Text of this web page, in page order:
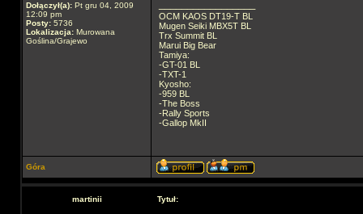
Dołączył(a): Pt gru 04, 2009
12:09 pm
Posty: 5736
Lokalizacja: Murowana
Goślina/Grajewo
OCM KAOS DT19-T BL
Mugen Seiki MBX5T BL
Trx Summit BL
Marui Big Bear
Tamiya:
-GT-01 BL
-TXT-1
Kyosho:
-959 BL
-The Boss
-Rally Sports
-Gallop MkII
Góra
martinii Tytuł: